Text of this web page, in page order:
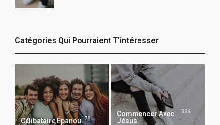
Catégories Qui Pourraient T’intéresser
Célibataire Épanoui 78
Commencer Avec
Jésus
366